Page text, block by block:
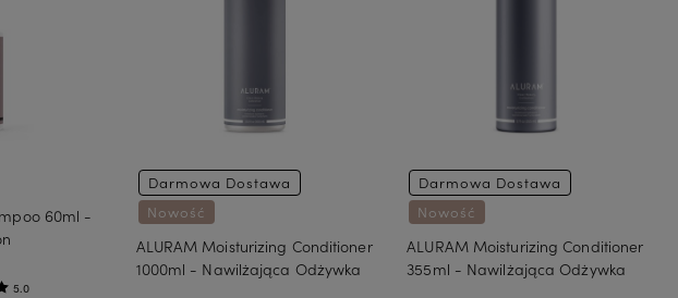
60ml -
5.0
Nowość
Darmowa Dostawa
ALURAM Moisturizing Conditioner
1000ml - Nawilżająca Odżywka
Nowość
Darmowa Dostawa
ALURAM Moisturizing Conditioner
355ml - Nawilżająca Odżywka